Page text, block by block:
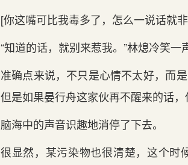
[你这嘴可比我‌毒多了，怎么一说话就
“知道的话‌，就别来惹我‌。”林熄冷笑一
准确点来说，不只是心情不太好‌，而‌
但是如果晏行舟这家伙再不醒来的话‌，
脑海中的声音识趣地消停了下去。
很显然，某污染物也很清楚，这个时